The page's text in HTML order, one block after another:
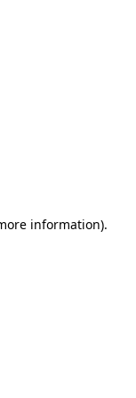
information).